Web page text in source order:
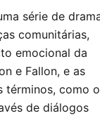
série de
comunitárias,
emocional da
e Fallon, e as
términos, como o
de diálogos